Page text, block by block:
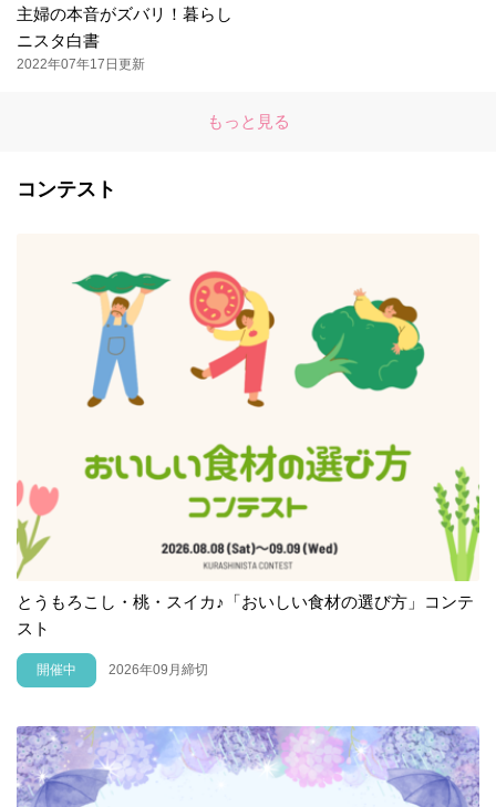
主婦の本音がズバリ！暮らし
ニスタ白書
2022年07年17日更新
もっと見る
コンテスト
とうもろこし・桃・スイカ♪「おいしい食材の選び方」コンテ
スト
開催中 2026年09月締切